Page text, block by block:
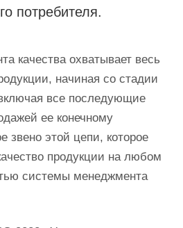
потребителя.
качества охватывает весь
начиная со стадии
все последующие
ее конечному
звено этой цепи, которое
продукции на любом
системы менеджмента